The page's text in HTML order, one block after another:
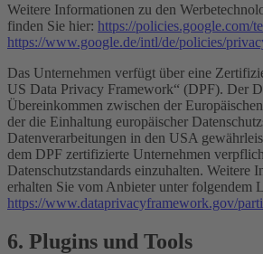
Weitere Informationen zu den
finden Sie hier: https://policies.google.com/
https://www.google.de/intl/de/policies/
Das Unternehmen verfügt über eine
US Data Privacy Framework“ (DPF). Der
Übereinkommen zwischen der
der die Einhaltung europäischer
Datenverarbeitungen in den USA
dem DPF zertifizierte Unternehmen
Datenschutzstandards einzuhalten. Weitere
erhalten Sie vom Anbieter unter folgendem
https://www.dataprivacyframework.gov/
6. Plugins und Tools